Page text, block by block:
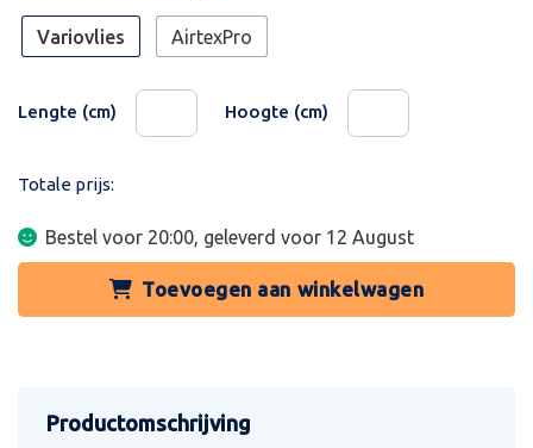
Variovlies AirtexPro
Lengte (cm) Hoogte (cm)
Totale prijs:
Bestel voor 20:00, geleverd voor 12 August
Toevoegen aan winkelwagen